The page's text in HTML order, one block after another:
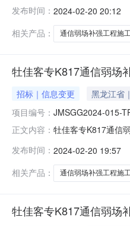
程建设管理部。本
光缆接入
发布时间： 2024-02-20 20:12
相关产品：
通信弱场补强工程施
牡佳客专K817通信弱场
招标｜信息变更 黑龙江省
项目编号： JMSGG2024-015-
正文内容： 牡佳客专K817通信
承担400条公里以上
发布时间： 2024-02-20 19:57
相关产品：
通信弱场补强工程施
牡佳客专K817通信弱场